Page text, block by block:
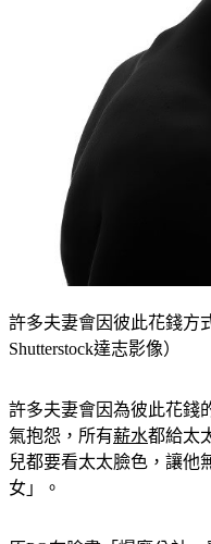
許多夫妻會因彼此花錢方
許多夫妻會因為彼此花錢
氣抱怨，所有薪水 都給太
兒都要看太太臉色，讓他